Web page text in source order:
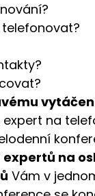
telefonovat?
expert na
expertů na
Vám v